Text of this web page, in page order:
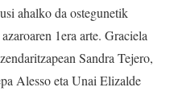
ahalko da ostegunetik
1era arte. Graciela
Sandra Tejero,
Alesso eta Unai Elizalde